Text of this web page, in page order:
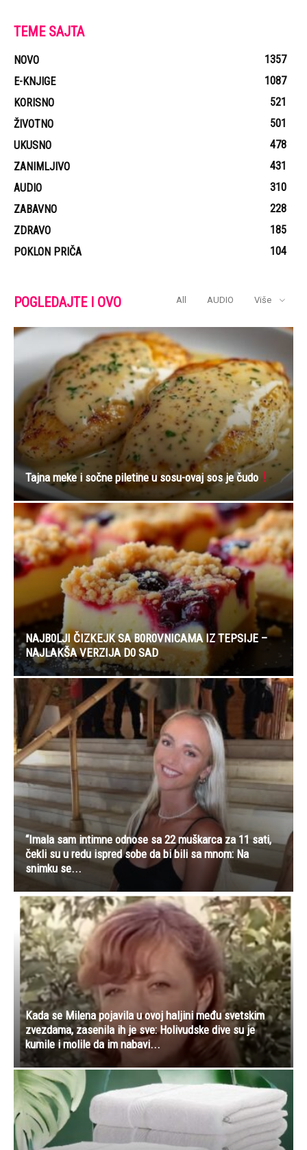
TEME SAJTA
NOVO
1357
E-KNJIGE
1087
KORISNO
521
ŽIVOTNO
501
UKUSNO
478
ZANIMLJIVO
431
AUDIO
310
ZABAVNO
228
ZDRAVO
185
POKLON PRIČA
104
POGLEDAJTE I OVO All AUDIO Više
Tajna meke i sočne piletine u sosu-ovaj sos je čudo
NAJB0LJI ČIZKEJK SA B0R0VNICAMA IZ TEPSIJE –
NAJLAKŠA VERZIJA D0 SAD
“Imala sam intimne odnose sa 22 muškarca za 11 sati,
čekli su u redu ispred sobe da bi bili sa mnom: Na
snimku se...
Kada se Milena pojavila u ovoj haljini među svetskim
zvezdama, zasenila ih je sve: Holivudske dive su je
kumile i molile da im nabavi...